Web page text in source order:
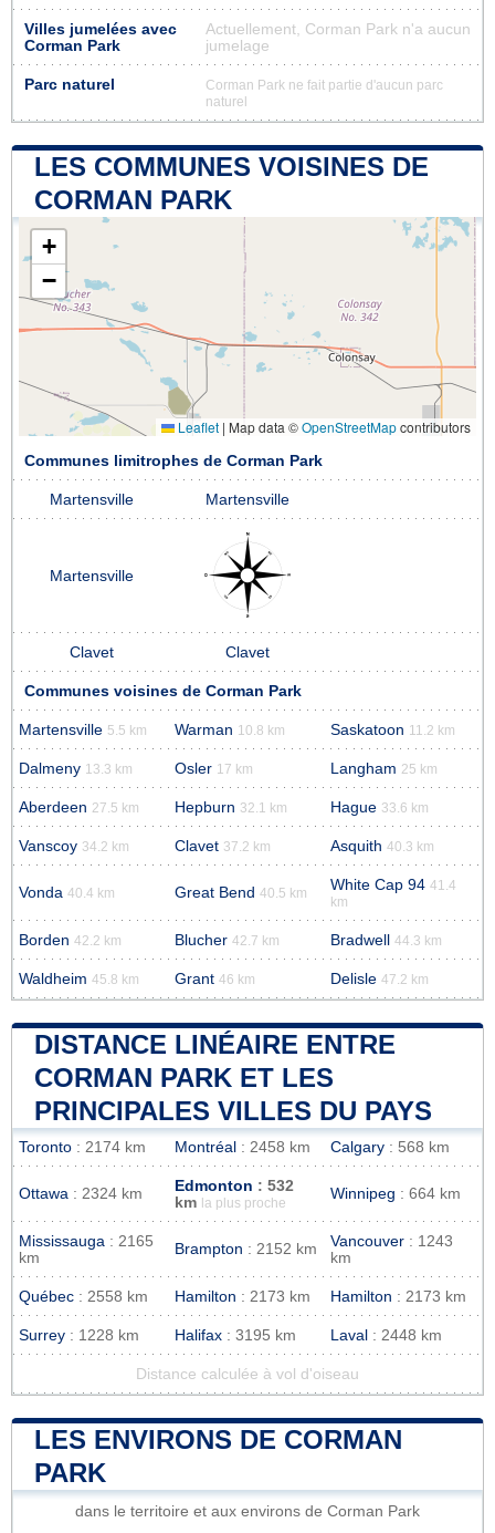
Villes jumelées avec
Corman Park
Actuellement, Corman Park n'a aucun
jumelage
Parc naturel
Corman Park ne fait partie d'aucun parc
naturel
LES COMMUNES VOISINES DE
CORMAN PARK
+
−
Leaflet | Map data ©OpenStreetMapcontributors
Communes limitrophes de Corman Park
Martensville Martensville
Martensville
Clavet Clavet
Communes voisines de Corman Park
Martensville 5.5 km Warman 10.8 km Saskatoon 11.2 km
Dalmeny 13.3 km Osler 17 km Langham 25 km
Aberdeen 27.5 km Hepburn 32.1 km Hague 33.6 km
Vanscoy 34.2 km Clavet 37.2 km Asquith 40.3 km
Vonda 40.4 km Great Bend 40.5 km White Cap 94 41.4
km
Borden 42.2 km Blucher 42.7 km Bradwell 44.3 km
Waldheim 45.8 km Grant 46 km Delisle 47.2 km
DISTANCE LINÉAIRE ENTRE
CORMAN PARK ET LES
PRINCIPALES VILLES DU PAYS
Toronto : 2174 km Montréal : 2458 km Calgary : 568 km
Ottawa : 2324 km Edmonton : 532
km
la plus proche
Winnipeg : 664 km
Mississauga : 2165
km
Brampton : 2152 km Vancouver : 1243
km
Québec : 2558 km Hamilton : 2173 km Hamilton : 2173 km
Surrey : 1228 km Halifax : 3195 km Laval : 2448 km
Distance calculée à vol d'oiseau
LES ENVIRONS DE CORMAN
PARK
dans le territoire et aux environs de Corman Park